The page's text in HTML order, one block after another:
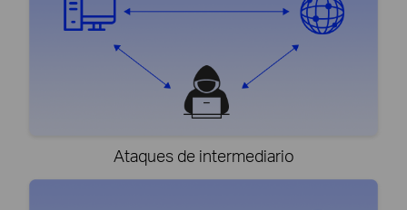
Ataques de intermediario